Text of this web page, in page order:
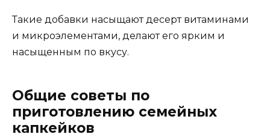
Такие добавки насыщают десерт витаминами
и микроэлементами, делают его ярким и
насыщенным по вкусу.
Общие советы по
приготовлению семейных
капкейков